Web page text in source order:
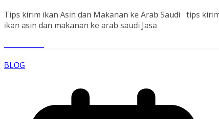
Tips kirim ikan Asin dan Makanan ke Arab Saudi tips
ikan asin dan makanan ke arab saudi Jasa
BLOG